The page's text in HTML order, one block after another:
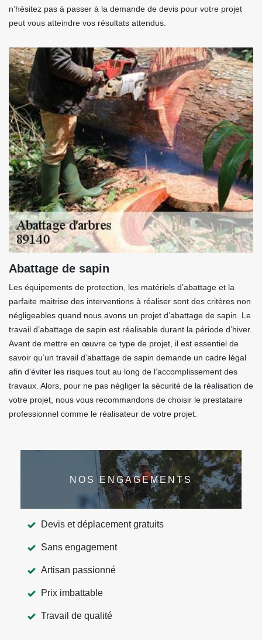
n’hésitez pas à passer à la demande de devis pour votre projet
peut vous atteindre vos résultats attendus.
Abattage de sapin
Les équipements de protection, les matériels d’abattage et la
parfaite maitrise des interventions à réaliser sont des critères non
négligeables quand nous avons un projet d’abattage de sapin. Le
travail d’abattage de sapin est réalisable durant la période d’hiver.
Avant de mettre en œuvre ce type de projet, il est essentiel de
savoir qu’un travail d’abattage de sapin demande un cadre légal
afin d’éviter les risques tout au long de l’accomplissement des
travaux. Alors, pour ne pas négliger la sécurité de la réalisation de
votre projet, nous vous recommandons de choisir le prestataire
professionnel comme le réalisateur de votre projet.
NOS ENGAGEMENTS
Devis et déplacement gratuits
Sans engagement
Artisan passionné
Prix imbattable
Travail de qualité